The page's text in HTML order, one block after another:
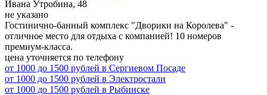
Ивана Утробина, 48
не указано
Гостинично-банный комплекс "Дворики на Королева" -
отличное место для отдыха с компанией! 10 номеров
премиум-класса.
цена уточняется по телефону
от 1000 до 1500 рублей в Сергиевом Посаде
от 1000 до 1500 рублей в Электростали
от 1000 до 1500 рублей в Рыбинске